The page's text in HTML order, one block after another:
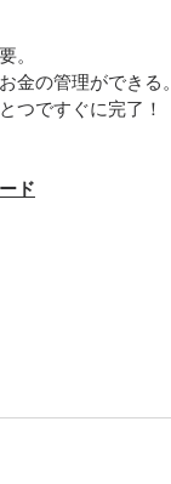
。
金の管理ができる。
つですぐに完了！
ド